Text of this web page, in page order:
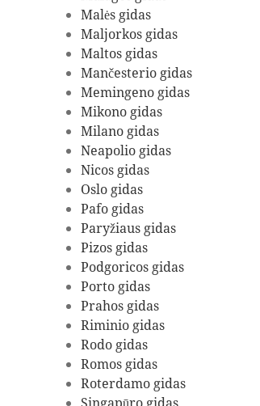
Malės gidas
Maljorkos gidas
Maltos gidas
Mančesterio gidas
Memingeno gidas
Mikono gidas
Milano gidas
Neapolio gidas
Nicos gidas
Oslo gidas
Pafo gidas
Paryžiaus gidas
Pizos gidas
Podgoricos gidas
Porto gidas
Prahos gidas
Riminio gidas
Rodo gidas
Romos gidas
Roterdamo gidas